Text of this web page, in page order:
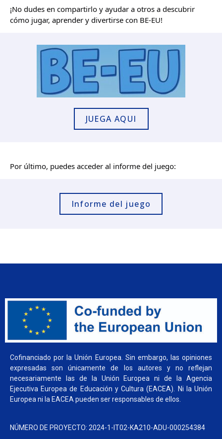
¡No dudes en compartirlo y ayudar a otros a descubrir
cómo jugar, aprender y divertirse con BE-EU!
JUEGA AQUI
Por último, puedes acceder al informe del juego:
Informe del juego
Cofinanciado por la Unión Europea. Sin embargo, las opiniones
expresadas son únicamente de los autores y no reflejan
necesariamente las de la Unión Europea ni de la Agencia
Ejecutiva Europea de Educación y Cultura (EACEA). Ni la Unión
Europea ni la EACEA pueden ser responsables de ellos.
NÚMERO DE PROYECTO: 2024-1-IT02-KA210-ADU-000254384